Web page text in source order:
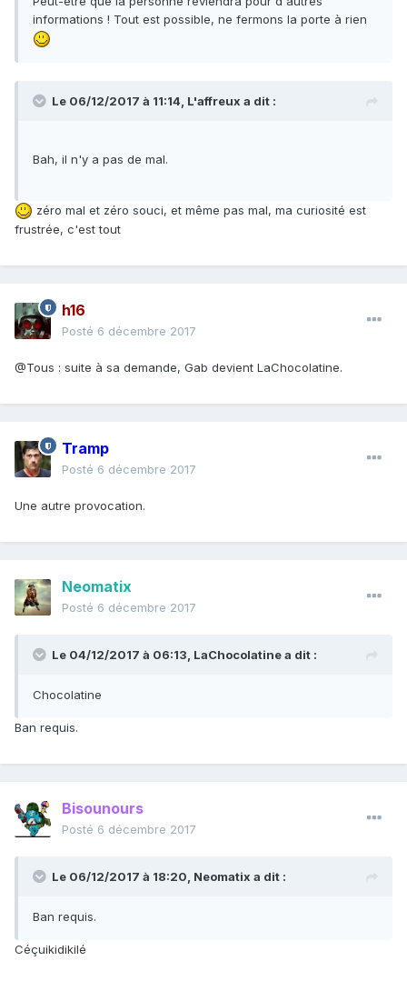
informations ! Tout est possible, ne fermons la porte à rien
Le 06/12/2017 à 11:14, L'affreux a dit :
Bah, il n'y a pas de mal.
zéro mal et zéro souci, et même pas mal, ma curiosité est
frustrée, c'est tout
h16
Posté 6 décembre 2017
@Tous : suite à sa demande, Gab devient LaChocolatine.
Tramp
Posté 6 décembre 2017
Une autre provocation.
Neomatix
Posté 6 décembre 2017
Le 04/12/2017 à 06:13, LaChocolatinea dit :
Chocolatine
Ban requis.
Bisounours
Posté 6 décembre 2017
Le 06/12/2017 à 18:20, Neomatix a dit :
Ban requis.
Céçuikidikilé